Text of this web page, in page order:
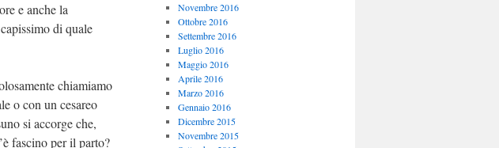
e anche la
di quale
chiamiamo
o con un cesareo
si accorge che,
fascino per il parto?
Novembre 2016
Ottobre 2016
Settembre 2016
Luglio 2016
Maggio 2016
Aprile 2016
Marzo 2016
Gennaio 2016
Dicembre 2015
Novembre 2015